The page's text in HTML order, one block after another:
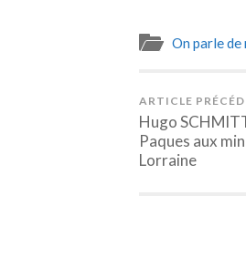
On parle de
ARTICLE
Hugo
Paques aux
Lorraine